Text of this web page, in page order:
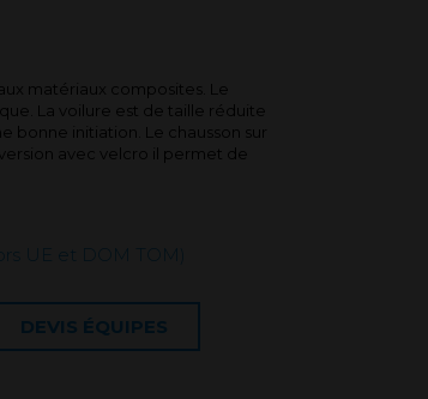
matériaux composites. Le
La voilure est de taille réduite
initiation. Le chausson sur
avec velcro il permet de
UE et DOM TOM)
DEVIS ÉQUIPES